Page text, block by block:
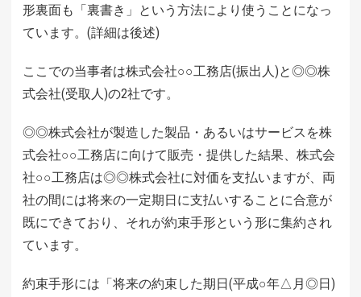
形裏面も「裏書き」という方法により使うことになっ
ています。(詳細は後述)
ここでの当事者は株式会社○○工務店(振出人)と◎◎株
式会社(受取人)の2社です。
◎◎株式会社が製造した製品・あるいはサービスを株
式会社○○工務店に向けて販売・提供した結果、株式会
社○○工務店は◎◎株式会社に対価を支払いますが、両
社の間には将来の一定期日に支払いすることに合意が
既にできており、それが約束手形という形に集約され
ています。
約束手形には「将来の約束した期日(平成○年△月◎日)